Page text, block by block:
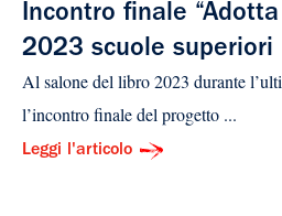
Incontro finale
2023 scuole superiori
Al salone del libro 2023 durante
l’incontro finale del progetto ...
Leggi l'articolo